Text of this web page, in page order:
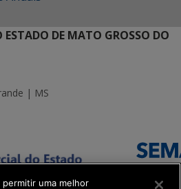
DE MATO GROSSO DO
| MS
uma melhor